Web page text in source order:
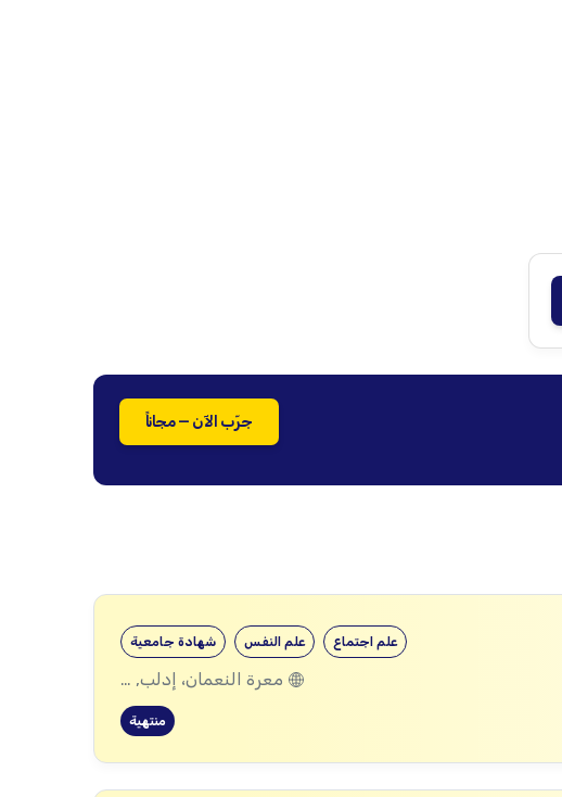
جرّب الآن — مجاناً
شهادة جامعية علم النفس علم اجتماع
معرة النعمان، إدلب, قسطل معاف، اللاذقية, تلبيسة، حمص
منتهية